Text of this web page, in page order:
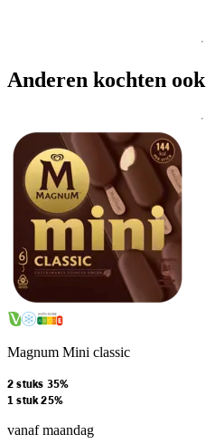
Anderen kochten ook
Magnum Mini classic
2 stuks 35%
1 stuk 25%
vanaf maandag